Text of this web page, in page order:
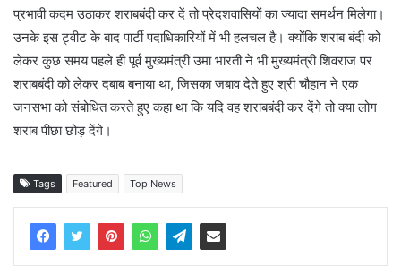
प्रभावी कदम उठाकर शराबबंदी कर दें तो प्रेदशवासियों का ज्यादा समर्थन मिलेगा।
उनके इस ट्वीट के बाद पार्टी पदाधिकारियों में भी हलचल है। क्योंकि शराब बंदी को
लेकर कुछ समय पहले ही पूर्व मुख्यमंत्री उमा भारती ने भी मुख्यमंत्री शिवराज पर
शराबबंदी को लेकर दबाब बनाया था, जिसका जबाव देते हुए श्री चौहान ने एक
जनसभा को संबोधित करते हुए कहा था कि यदि वह शराबबंदी कर देंगे तो क्या लोग
शराब पीछा छोड़ देंगे।
Tags Featured Top News